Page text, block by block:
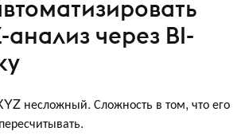
анализ через BI-
несложный. Сложность в том, что его